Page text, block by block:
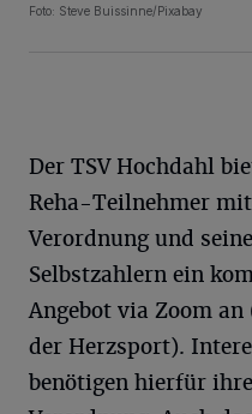
Foto: Steve Buissinne/Pixabay
Der TSV Hochdahl
Reha-Teilnehmer
Verordnung und
Selbstzahlern ein
Angebot via Zoom
der Herzsport).
benötigen hierfür